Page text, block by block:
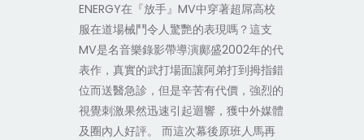
ENERGY在『放手』MV中穿著超屌高校
服在道場械鬥令人驚艷的表現嗎？這支
MV是名音樂錄影帶導演鄺盛2002年的代
表作，真實的武打場面讓阿弟打到拇指錯
位而送醫急診，但是辛苦有代價，強烈的
視覺刺激果然迅速引起迴響，獲中外媒體
及圈內人好評。 而這次幕後原班人馬再